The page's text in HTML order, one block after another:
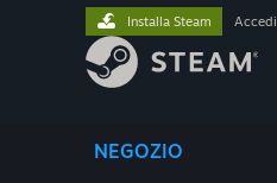
NEGOZIO
Installa Steam Accedi